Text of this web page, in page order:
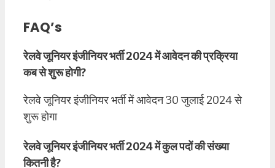
FAQ’s
रेलवे जूनियर इंजीनियर भर्ती 2024 में आवेदन की प्रक्रिया
कब से शुरू होगी?
रेलवे जूनियर इंजीनियर भर्ती में आवेदन 30 जुलाई 2024 से
शुरू होगा
रेलवे जूनियर इंजीनियर भर्ती 2024 में कुल पदों की संख्या
कितनी है?